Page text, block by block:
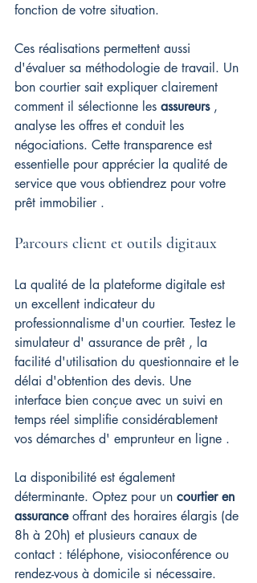
fonction de votre situation.
Ces réalisations permettent aussi
d'évaluer sa méthodologie de travail. Un
bon courtier sait expliquer clairement
comment il sélectionne les assureurs ,
analyse les offres et conduit les
négociations. Cette transparence est
essentielle pour apprécier la qualité de
service que vous obtiendrez pour votre
prêt immobilier .
Parcours client et outils digitaux
La qualité de la plateforme digitale est
un excellent indicateur du
professionnalisme d'un courtier. Testez le
simulateur d' assurance de prêt , la
facilité d'utilisation du questionnaire et le
délai d'obtention des devis. Une
interface bien conçue avec un suivi en
temps réel simplifie considérablement
vos démarches d' emprunteur en ligne .
La disponibilité est également
déterminante. Optez pour un courtier en
assurance offrant des horaires élargis (de
8h à 20h) et plusieurs canaux de
contact : téléphone, visioconférence ou
rendez-vous à domicile si nécessaire.